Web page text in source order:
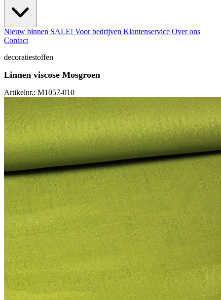
Nieuw binnen SALE! Voor bedrijven Klantenservice Over ons
Contact
decoratiestoffen
Linnen viscose Mosgroen
Artikelnr.: M1057-010